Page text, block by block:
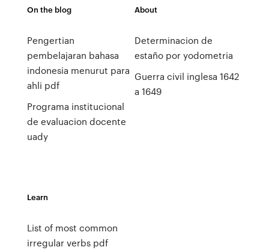
On the blog
Pengertian
pembelajaran bahasa
indonesia menurut para
ahli pdf
Programa institucional
de evaluacion docente
uady
About
Determinacion de
estaño por yodometria
Guerra civil inglesa 1642
a 1649
Learn
List of most common
irregular verbs pdf